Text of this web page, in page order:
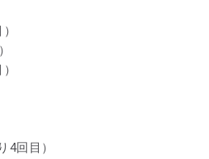
回目）